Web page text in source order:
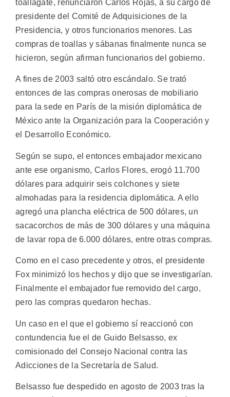
toallagate, renunciaron Carlos Rojas, a su cargo de
presidente del Comité de Adquisiciones de la
Presidencia, y otros funcionarios menores. Las
compras de toallas y sábanas finalmente nunca se
hicieron, según afirman funcionarios del gobierno.
A fines de 2003 saltó otro escándalo. Se trató
entonces de las compras onerosas de mobiliario
para la sede en París de la misión diplomática de
México ante la Organización para la Cooperación y
el Desarrollo Económico.
Según se supo, el entonces embajador mexicano
ante ese organismo, Carlos Flores, erogó 11.700
dólares para adquirir seis colchones y siete
almohadas para la residencia diplomática. A ello
agregó una plancha eléctrica de 500 dólares, un
sacacorchos de más de 300 dólares y una máquina
de lavar ropa de 6.000 dólares, entre otras compras.
Como en el caso precedente y otros, el presidente
Fox minimizó los hechos y dijo que se investigarían.
Finalmente el embajador fue removido del cargo,
pero las compras quedaron hechas.
Un caso en el que el gobierno sí reaccionó con
contundencia fue el de Guido Belsasso, ex
comisionado del Consejo Nacional contra las
Adicciones de la Secretaría de Salud.
Belsasso fue despedido en agosto de 2003 tras la